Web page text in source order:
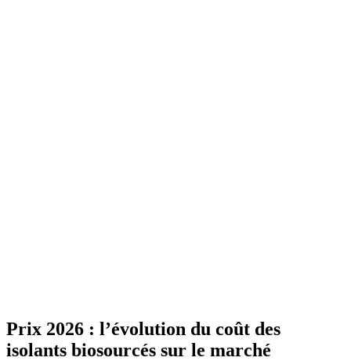
Prix 2026 : l’évolution du coût des
isolants biosourcés sur le marché